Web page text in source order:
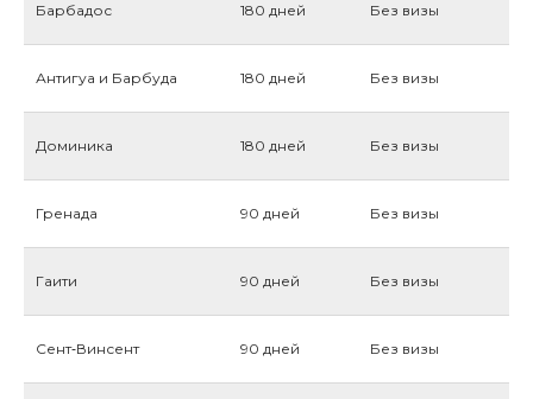
Барбадос 180 дней Без визы
Антигуа и Барбуда 180 дней Без визы
Доминика 180 дней Без визы
Гренада 90 дней Без визы
Гаити 90 дней Без визы
Сент‑Винсент 90 дней Без визы